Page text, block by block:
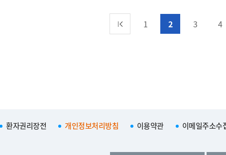
1 2 3 4
환자권리장전 개인정보처리방침 이용약관 이메일주소수